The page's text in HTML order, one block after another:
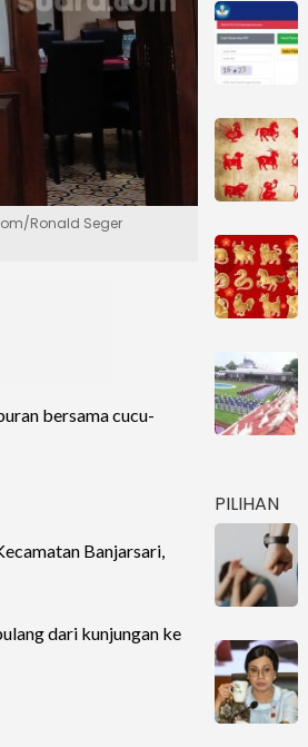
Ronald Seger
bersama cucu-
Banjarsari,
dari kunjungan ke
PILIHAN